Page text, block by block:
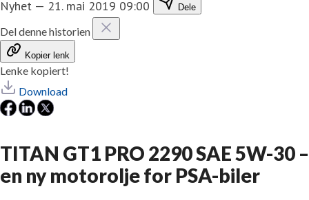
Nyhet — 21. mai 2019 09:00 Dele
Del denne historien
Kopier lenk
Lenke kopiert!
Download
TITAN GT1 PRO 2290 SAE 5W-30 –
en ny motorolje for PSA-biler